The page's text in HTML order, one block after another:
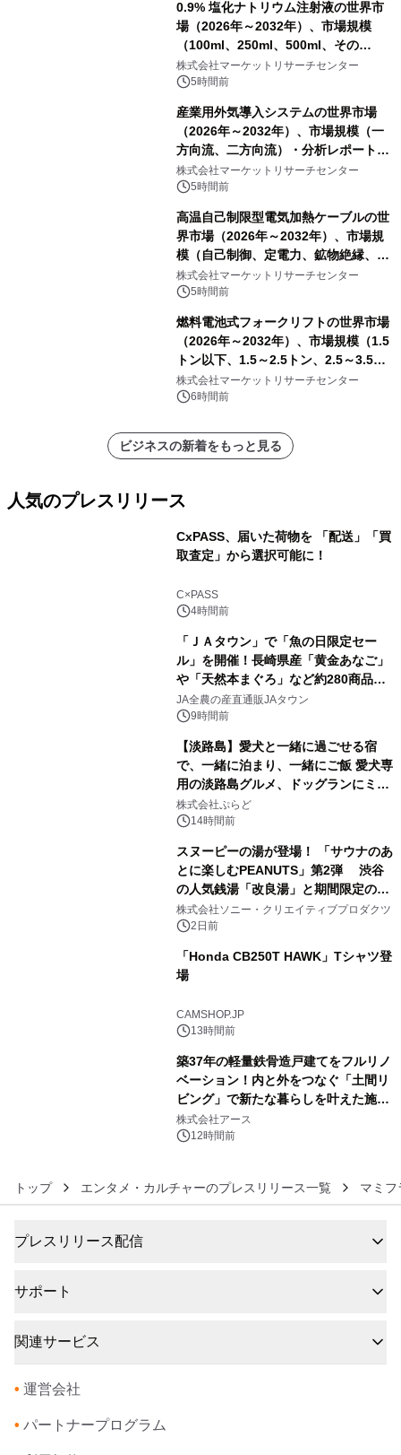
0.9% 塩化ナトリウム注射液の世界市
場（2026年～2032年）、市場規模
（100ml、250ml、500ml、その
他）・分析レポートを発表
株式会社マーケットリサーチセンター
5時間前
産業用外気導入システムの世界市場
（2026年～2032年）、市場規模（一
方向流、二方向流）・分析レポートを
発表
株式会社マーケットリサーチセンター
5時間前
高温自己制限型電気加熱ケーブルの世
界市場（2026年～2032年）、市場規
模（自己制御、定電力、鉱物絶縁、表
皮効果）・分析レポートを発表
株式会社マーケットリサーチセンター
5時間前
燃料電池式フォークリフトの世界市場
（2026年～2032年）、市場規模（1.5
トン以下、1.5～2.5トン、2.5～3.5ト
ン、3.5～5.0トン、その他）・分析レ
ポートを発表
株式会社マーケットリサーチセンター
6時間前
ビジネスの新着をもっと見る
人気のプレスリリース
CxPASS、届いた荷物を 「配送」「買
取査定」から選択可能に！
C×PASS
4時間前
「ＪＡタウン」で「魚の日限定セー
ル」を開催！長崎県産「黄金あなご」
や「天然本まぐろ」など約280商品を
販売！～毎月１０日の定例企画～
JA全農の産直通販JAタウン
9時間前
【淡路島】愛犬と一緒に過ごせる宿
で、一緒に泊まり、一緒にご飯 愛犬専
用の淡路島グルメ、ドッグランにミニ
プール グランピングとトレーラーハウ
スの2施設で
株式会社ぷらど
14時間前
スヌーピーの湯が登場！ 「サウナのあ
とに楽しむPEANUTS」第2弾 渋谷
の人気銭湯「改良湯」と期間限定のコ
ラボレーション サウナイキタイコラ
ボグッズも発売決定！
株式会社ソニー・クリエイティブプロダクツ
2日前
「Honda CB250T HAWK」Tシャツ登
場
CAMSHOP.JP
13時間前
築37年の軽量鉄骨造戸建てをフルリノ
ベーション！内と外をつなぐ「土間リ
ビング」で新たな暮らしを叶えた施工
事例を株式会社アースが公開
株式会社アース
12時間前
トップ エンタメ・カルチャーのプレスリリース一覧 マミ
プレスリリース配信
サポート
関連サービス
• 運営会社
• パートナープログラム